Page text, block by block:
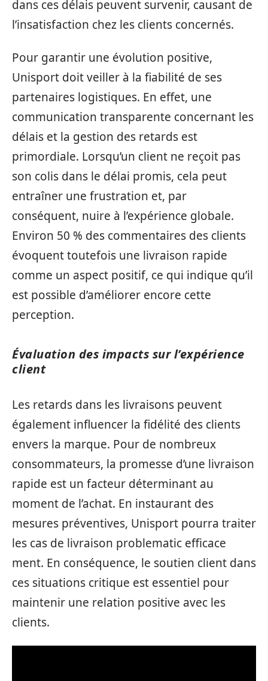
dans ces délais peuvent survenir, causant de
l’insatisfaction chez les clients concernés.
Pour garantir une évolution positive,
Unisport doit veiller à la fiabilité de ses
partenaires logistiques. En effet, une
communication transparente concernant les
délais et la gestion des retards est
primordiale. Lorsqu’un client ne reçoit pas
son colis dans le délai promis, cela peut
entraîner une frustration et, par
conséquent, nuire à l’expérience globale.
Environ 50 % des commentaires des clients
évoquent toutefois une livraison rapide
comme un aspect positif, ce qui indique qu’il
est possible d’améliorer encore cette
perception.
Évaluation des impacts sur l’expérience
client
Les retards dans les livraisons peuvent
également influencer la fidélité des clients
envers la marque. Pour de nombreux
consommateurs, la promesse d’une livraison
rapide est un facteur déterminant au
moment de l’achat. En instaurant des
mesures préventives, Unisport pourra traiter
les cas de livraison problematic efficace
ment. En conséquence, le soutien client dans
ces situations critique est essentiel pour
maintenir une relation positive avec les
clients.